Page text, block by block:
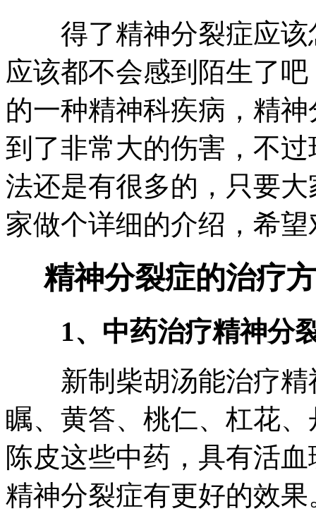
得了精神分裂症应该
应该都不会感到陌生了
的一种精神科疾病，精
到了非常大的伤害，不
法还是有很多的，只要
家做个详细的介绍，希
精神分裂症的治疗
1、中药治疗精神分
新制柴胡汤能治疗精
瞩、黄答、桃仁、杠花
陈皮这些中药，具有活
精神分裂症有更好的效